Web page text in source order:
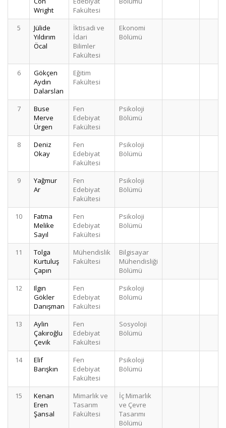
Wright
Fakültesi
5
Jülide
Yıldırım
Öcal
İktisadi ve
İdari
Bilimler
Fakültesi
Ekonomi
Bölümü
6
Gökçen
Aydın
Dalarslan
Eğitim
Fakültesi
7
Buse
Merve
Ürgen
Fen
Edebiyat
Fakültesi
Psikoloji
Bölümü
8
Deniz
Okay
Fen
Edebiyat
Fakültesi
Psikoloji
Bölümü
9
Yağmur
Ar
Fen
Edebiyat
Fakültesi
Psikoloji
Bölümü
10
Fatma
Melike
Sayıl
Fen
Edebiyat
Fakültesi
Psikoloji
Bölümü
11
Tolga
Kurtuluş
Çapın
Mühendislik
Fakültesi
Bilgisayar
Mühendisliği
Bölümü
12
Ilgın
Gökler
Danışman
Fen
Edebiyat
Fakültesi
Psikoloji
Bölümü
13
Aylin
Çakıroğlu
Çevik
Fen
Edebiyat
Fakültesi
Sosyoloji
Bölümü
14
Elif
Barışkın
Fen
Edebiyat
Fakültesi
Psikoloji
Bölümü
15
Kenan
Eren
Şansal
Mimarlık ve
Tasarım
Fakültesi
İç Mimarlık
ve Çevre
Tasarımı
Bölümü